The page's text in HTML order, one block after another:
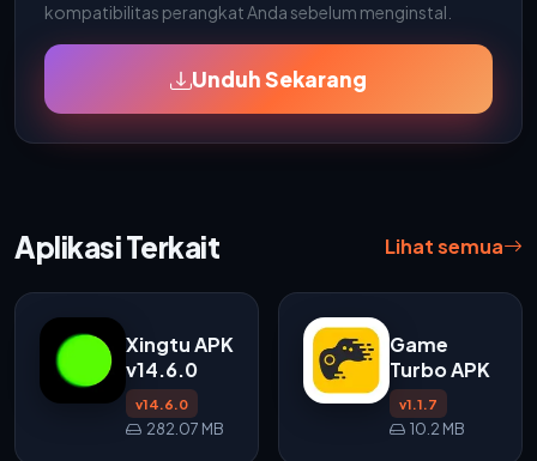
kompatibilitas perangkat Anda sebelum menginstal.
Unduh Sekarang
Aplikasi Terkait Lihat semua
Xingtu APK
v14.6.0
v14.6.0
282.07 MB
Game
Turbo APK
v1.1.7
10.2 MB